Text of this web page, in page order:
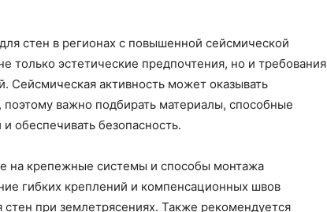
стен в регионах с повышенной сейсмической
только эстетические предпочтения, но и требования
Сейсмическая активность может оказывать
поэтому важно подбирать материалы, способные
обеспечивать безопасность.
на крепежные системы и способы монтажа
гибких креплений и компенсационных швов
стен при землетрясениях. Также рекомендуется